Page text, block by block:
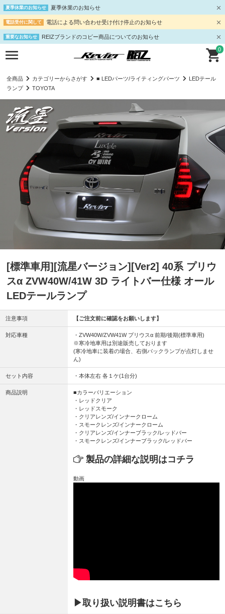
夏季休業のお知らせ 夏季休業のお知らせ
電話受付に関して 電話による問い合わせ受け付け停止のお知らせ
重要なお知らせ REIZブランドのコピー商品についてのお知らせ
0
全商品 カテゴリーからさがす ■ LEDパーツ/ライティングパーツ
LEDテール
ランプ
TOYOTA
[標準車用][流星バージョン][Ver2] 40系 プリウ
スα ZVW40W/41W 3D ライトバー仕様 オール
LEDテールランプ
注意事項 【ご注文前に確認をお願いします】
対応車種
・ZVW40W/ZVW41W プリウスα 前期/後期(標準車用)
※寒冷地車用は別途販売しております
(寒冷地車に装着の場合、右側バックランプが点灯しませ
ん)
セット内容 ・本体左右 各１ケ(1台分)
商品説明
■カラーバリエーション
・レッドクリア
・レッドスモーク
・クリアレンズ/インナークローム
・スモークレンズ/インナークローム
・クリアレンズ/インナーブラック/レッドバー
・スモークレンズ/インナーブラック/レッドバー
製品の詳細な説明はコチラ
動画
▶取り扱い説明書はこちら